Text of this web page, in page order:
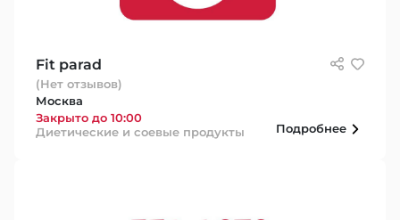
Fit parad
(Нет отзывов)
Москва
Закрыто до 10:00
Диетические и соевые продукты
Подробнее